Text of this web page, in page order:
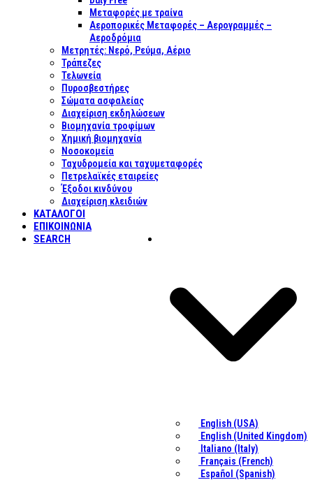
Μεταφορές με τραίνα
Αεροπορικές Μεταφορές – Αερογραμμές –
Αεροδρόμια
Μετρητές: Νερό, Ρεύμα, Αέριο
Τράπεζες
Τελωνεία
Πυροσβεστήρες
Σώματα ασφαλείας
Διαχείριση εκδηλώσεων
Βιομηχανία τροφίμων
Χημική βιομηχανία
Νοσοκομεία
Ταχυδρομεία και ταχυμεταφορές
Πετρελαϊκές εταιρείες
Έξοδοι κινδύνου
Διαχείριση κλειδιών
ΚΑΤΑΛΟΓΟΙ
ΕΠΙΚΟΙΝΩΝΊΑ
English (USA)
English (United Kingdom)
Italiano (Italy)
Français (French)
Español (Spanish)
SEARCH